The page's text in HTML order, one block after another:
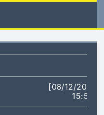
[08/12/2020
15:59]